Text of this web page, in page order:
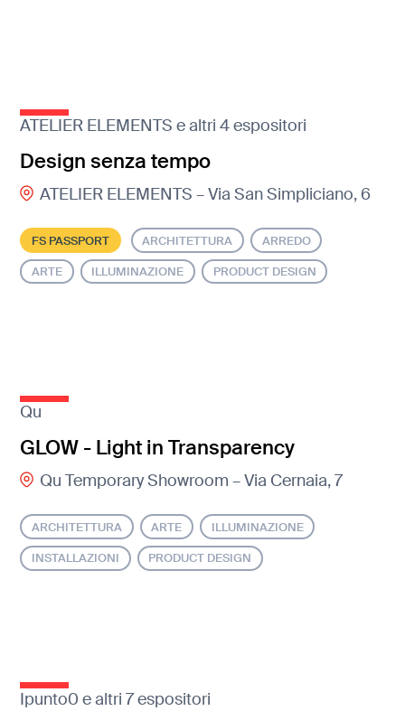
ATELIER ELEMENTS e altri 4 espositori
Design senza tempo
ATELIER ELEMENTS – Via San Simpliciano, 6
FS PASSPORT ARCHITETTURA ARREDO
ARTE ILLUMINAZIONE PRODUCT DESIGN
Qu
GLOW - Light in Transparency
Qu Temporary Showroom – Via Cernaia, 7
ARCHITETTURA ARTE ILLUMINAZIONE
INSTALLAZIONI PRODUCT DESIGN
Ipunto0 e altri 7 espositori